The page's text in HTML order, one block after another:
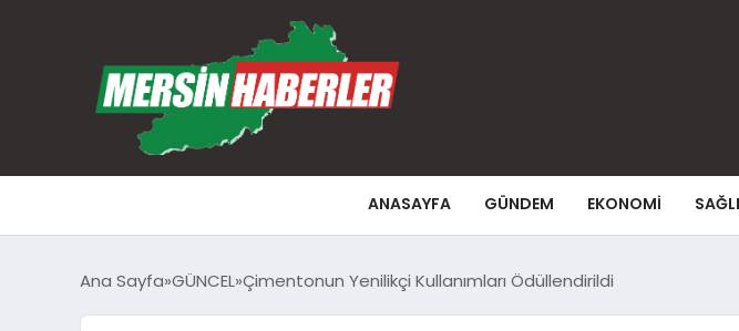
ANASAYFA GÜNDEM EKONOMI
Ana Sayfa GÜNCEL Çimentonun Yenilikçi Kullanımları Ödüllendirildi